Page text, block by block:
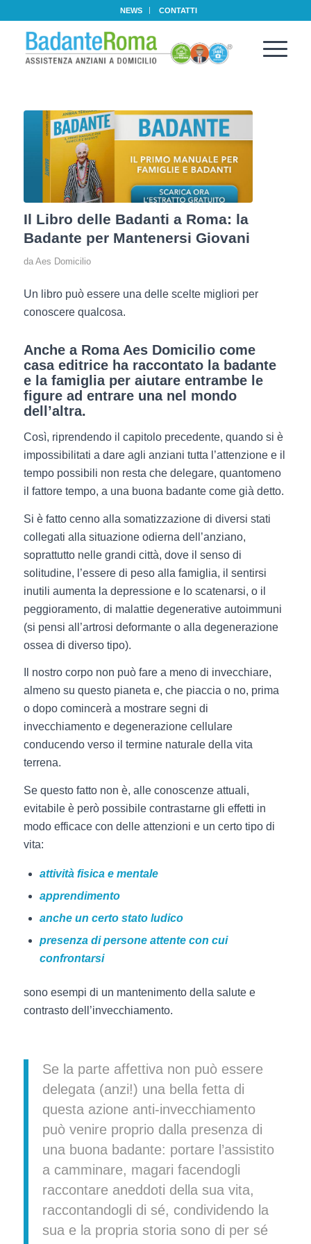
NEWS CONTATTI
Il Libro delle Badanti a Roma: la
Badante per Mantenersi Giovani
da Aes Domicilio
Un libro può essere una delle scelte migliori per
conoscere qualcosa.
Anche a Roma Aes Domicilio come
casa editrice ha raccontato la badante
e la famiglia per aiutare entrambe le
figure ad entrare una nel mondo
dell’altra.
Così, riprendendo il capitolo precedente, quando si è
impossibilitati a dare agli anziani tutta l’attenzione e il
tempo possibili non resta che delegare, quantomeno
il fattore tempo, a una buona badante come già detto.
Si è fatto cenno alla somatizzazione di diversi stati
collegati alla situazione odierna dell’anziano,
soprattutto nelle grandi città, dove il senso di
solitudine, l’essere di peso alla famiglia, il sentirsi
inutili aumenta la depressione e lo scatenarsi, o il
peggioramento, di malattie degenerative autoimmuni
(si pensi all’artrosi deformante o alla degenerazione
ossea di diverso tipo).
Il nostro corpo non può fare a meno di invecchiare,
almeno su questo pianeta e, che piaccia o no, prima
o dopo comincerà a mostrare segni di
invecchiamento e degenerazione cellulare
conducendo verso il termine naturale della vita
terrena.
Se questo fatto non è, alle conoscenze attuali,
evitabile è però possibile contrastarne gli effetti in
modo efficace con delle attenzioni e un certo tipo di
vita:
attività fisica e mentale
apprendimento
anche un certo stato ludico
presenza di persone attente con cui
confrontarsi
sono esempi di un mantenimento della salute e
contrasto dell’invecchiamento.
Se la parte affettiva non può essere
delegata (anzi!) una bella fetta di
questa azione anti-invecchiamento
può venire proprio dalla presenza di
una buona badante: portare l’assistito
a camminare, magari facendogli
raccontare aneddoti della sua vita,
raccontandogli di sé, condividendo la
sua e la propria storia sono di per sé